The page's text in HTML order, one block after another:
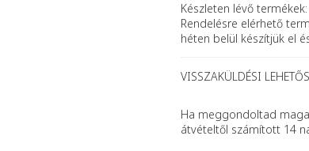
Készleten lévő
Rendelésre elérhető
héten belül készítjük el
VISSZAKÜLDÉSI
Ha meggondoltad
átvételtől számított 14